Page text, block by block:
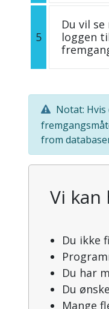
5
Du vil
loggen
Notat: Hvis
from
Vi kan
Du ikke
Du har
Du
Mange